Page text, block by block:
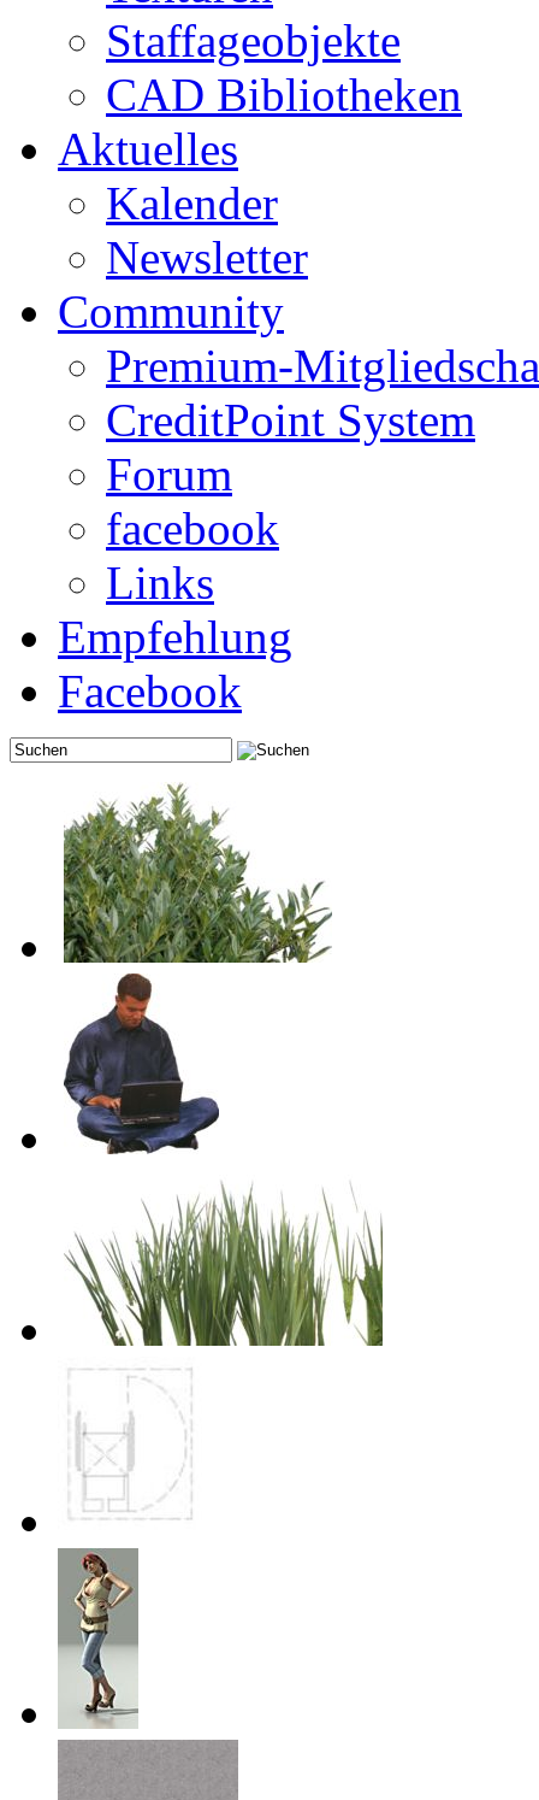
Staffageobjekte
CAD Bibliotheken
Aktuelles
Kalender
Newsletter
Community
Premium-
CreditPoint System
Forum
facebook
Links
Empfehlung
Facebook